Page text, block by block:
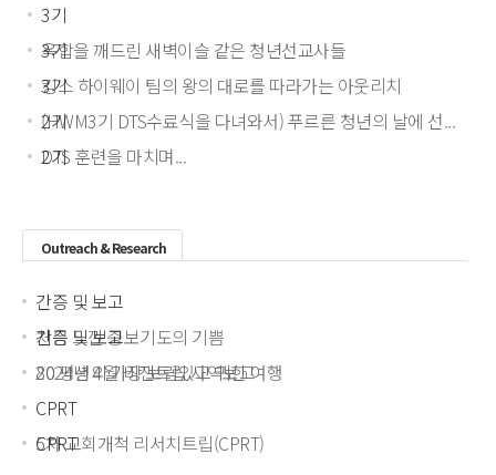
3기
옥합을 깨드린 새벽이슬 같은 청년선교사들
3기
킹스 하이웨이 팀의 왕의 대로를 따라가는 아웃리치
3기
(HWM3기 DTS수료식을 다녀와서) 푸르른 청년의 날에 선...
2기
DTS 훈련을 마치며...
2기
Outreach & Research
간증 및 보고
처음 느낀 중보기도의 기쁨
간증 및 보고
80 평생의 가장 보람있고 귀한 여행
2024년 4월 비전트립 사역보고
CPRT
5차 교회개척 리서치트립(CPRT)
CPRT